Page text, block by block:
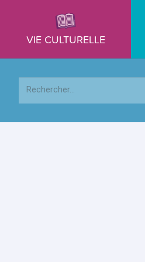
VIE CULTURELLE
Rechercher :